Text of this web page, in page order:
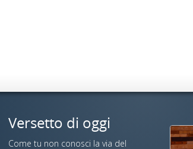
Versetto di oggi
Come tu non conosci la via del